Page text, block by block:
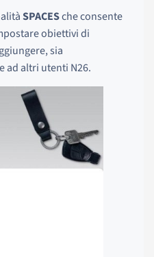
SPACESche consente
obiettivi di
sia
ad altri utenti N26.